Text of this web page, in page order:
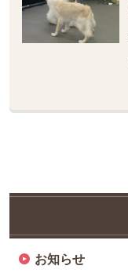
お知らせ